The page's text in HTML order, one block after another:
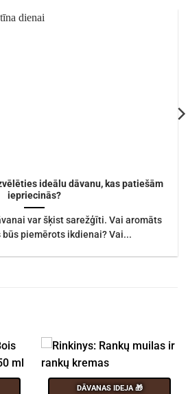
ideālu dāvanu, kas patiešām
iepriecinās?
var šķist sarežģīti. Vai aromāts
būs piemērots ikdienai? Vai...
DĀVANAS IDEJA 🎁